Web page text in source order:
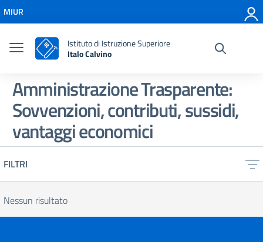
Vai al menu di navigazione
Vai al footer
MIUR
Istituto di Istruzione Superiore
Italo Calvino
Amministrazione Trasparente:
Sovvenzioni, contributi, sussidi,
vantaggi economici
FILTRI
Nessun risultato